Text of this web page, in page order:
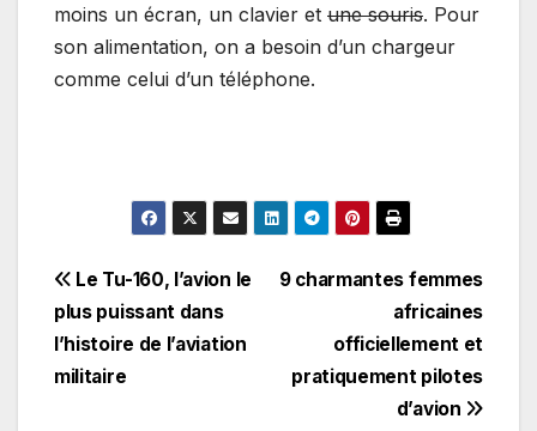
moins un écran, un clavier et une souris. Pour
son alimentation, on a besoin d’un chargeur
comme celui d’un téléphone.
Navigation
de
l’article
9 charmantes femmes
africaines
officiellement et
pratiquement pilotes
d’avion
Le Tu-160, l’avion le
plus puissant dans
l’histoire de l’aviation
militaire